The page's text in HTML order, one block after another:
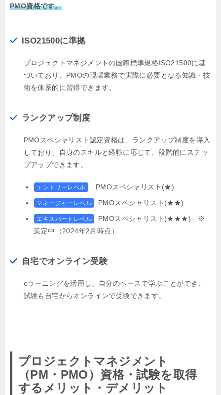
PMO資格です。
ISO21500に準拠
プロジェクトマネジメントの国際標準規格ISO21500に基
づいており、PMOの現場業務で実際に必要となる知識・技
術を体系的に習得できます。
ランクアップ制度
PMOスペシャリスト認定資格は、ランクアップ制度を導入
しており、自身のスキルと経験に応じて、段階的にステッ
プアップできます。
エントリーレベル PMOスペシャリスト(★)
マネージャーレベル PMOスペシャリスト(★★)
エキスパートレベル
PMOスペシャリスト(★★★) ※
策定中（2024年2月時点）
自宅でオンライン受験
eラーニングを活用し、自分のペースで学ぶことができ、
試験も自宅からオンラインで受験できます。
プロジェクトマネジメント
（PM・PMO）資格・試験を取得
するメリット・デメリット